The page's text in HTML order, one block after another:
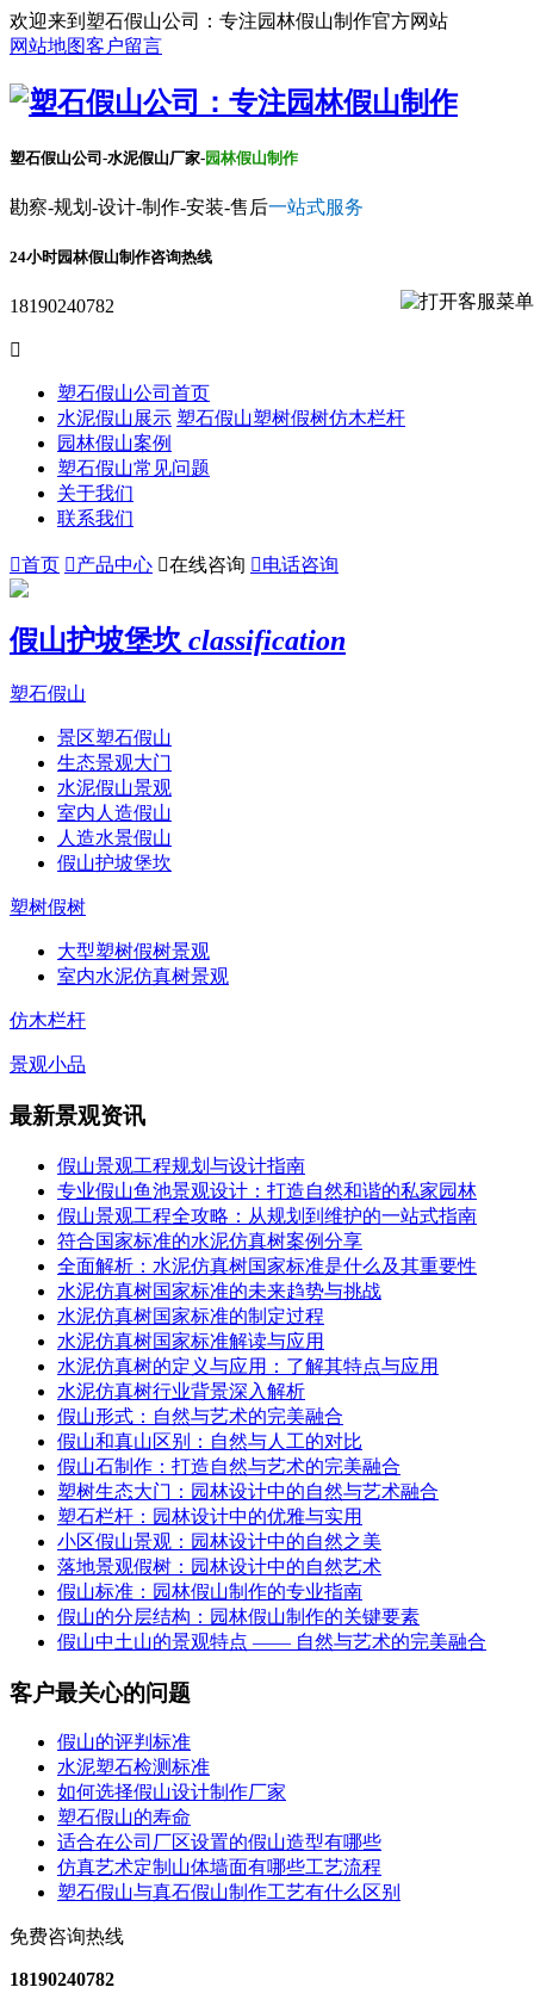
欢迎来到塑石假山公司：专注园林假山制作官方网站
网站地图客户留言
塑石假山公司-水泥假山厂家-园林假山制作
勘察-规划-设计-制作-安装-售后一站式服务
24小时园林假山制作咨询热线
18190240782

塑石假山公司首页
水泥假山展示 塑石假山塑树假树仿木栏杆
园林假山案例
塑石假山常见问题
关于我们
联系我们
首页 产品中心 在线咨询 电话咨询
假山护坡堡坎 classification
塑石假山
景区塑石假山
生态景观大门
水泥假山景观
室内人造假山
人造水景假山
假山护坡堡坎
塑树假树
大型塑树假树景观
室内水泥仿真树景观
仿木栏杆
景观小品
最新景观资讯
假山景观工程规划与设计指南
专业假山鱼池景观设计：打造自然和谐的私家园林
假山景观工程全攻略：从规划到维护的一站式指南
符合国家标准的水泥仿真树案例分享
全面解析：水泥仿真树国家标准是什么及其重要性
水泥仿真树国家标准的未来趋势与挑战
水泥仿真树国家标准的制定过程
水泥仿真树国家标准解读与应用
水泥仿真树的定义与应用：了解其特点与应用
水泥仿真树行业背景深入解析
假山形式：自然与艺术的完美融合
假山和真山区别：自然与人工的对比
假山石制作：打造自然与艺术的完美融合
塑树生态大门：园林设计中的自然与艺术融合
塑石栏杆：园林设计中的优雅与实用
小区假山景观：园林设计中的自然之美
落地景观假树：园林设计中的自然艺术
假山标准：园林假山制作的专业指南
假山的分层结构：园林假山制作的关键要素
假山中土山的景观特点 —— 自然与艺术的完美融合
客户最关心的问题
假山的评判标准
水泥塑石检测标准
如何选择假山设计制作厂家
塑石假山的寿命
适合在公司厂区设置的假山造型有哪些
仿真艺术定制山体墙面有哪些工艺流程
塑石假山与真石假山制作工艺有什么区别
免费咨询热线
18190240782